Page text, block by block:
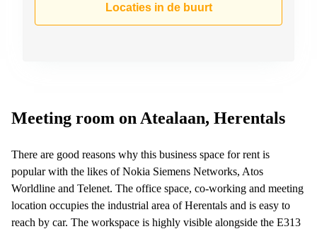
Locaties in de buurt
Meeting room on Atealaan, Herentals
There are good reasons why this business space for rent is
popular with the likes of Nokia Siemens Networks, Atos
Worldline and Telenet. The office space, co-working and meeting
location occupies the industrial area of Herentals and is easy to
reach by car. The workspace is highly visible alongside the E313